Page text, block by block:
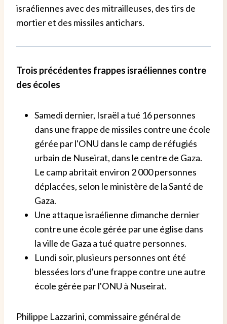
israéliennes avec des mitrailleuses, des tirs de
mortier et des missiles antichars.
Trois précédentes frappes israéliennes contre
des écoles
Samedi dernier, Israël a tué 16 personnes
dans une frappe de missiles contre une école
gérée par l'ONU dans le camp de réfugiés
urbain de Nuseirat, dans le centre de Gaza.
Le camp abritait environ 2 000 personnes
déplacées, selon le ministère de la Santé de
Gaza.
Une attaque israélienne dimanche dernier
contre une école gérée par une église dans
la ville de Gaza a tué quatre personnes.
Lundi soir, plusieurs personnes ont été
blessées lors d'une frappe contre une autre
école gérée par l'ONU à Nuseirat.
Philippe Lazzarini, commissaire général de